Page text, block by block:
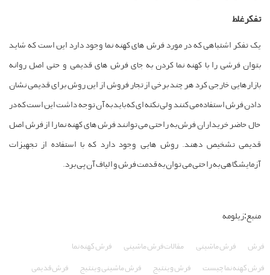
تفکر غلط
یک تفکر اشتباهی که در مورد فرش های کهنه نما وجود دارد این است که شاید
بتوان فرشی را با کهنه نما کردن به جای فرش های قدیمی و حتی اصل روانه
بازارهایی خارجی کرد هر چند برخی از تجار فروش از این روش برای قدیمی نشان
دادن فرش استفاده می کنند ولی نکته ای که باید به آن توجه داشت این است که در
حال حاضر خریداران فرش به راحتی می توانند فرش های کهنه نما را از فرش اصل
قدیمی تشخیص دهند. روش هایی وجود دارد که با استفاده از تجهیزات
آزمایشگاهی به راحتی می توان به قدمت فرش و الیاف آن پی برد.
منبع:زیلومه
فرش فرش ماشینی مقالات فرش ماشینی فرش کهنه نما
فرش کهنه نما چیست فرش وینتیج فرش ماشینی وینتیج فرش قدیمی